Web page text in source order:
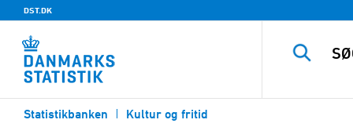
DST.DK
Statistikbanken Kultur og fritid